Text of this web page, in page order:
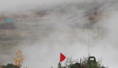
Документы
«Эшелон-2019» с силами и
– членов ОДКБ, 8-10.2019,